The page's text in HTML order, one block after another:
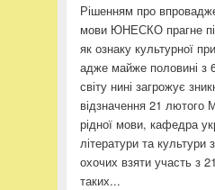
Рішенням про
мови ЮНЕСКО прагне
як ознаку культурної
адже майже половині з
світу нині загрожує
відзначення 21 лютого
рідної мови, кафедра
літератури та культури
охочих взяти участь з
таких...